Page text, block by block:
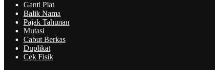
Ganti Plat
Balik Nama
Pajak Tahunan
Mutasi
Cabut Berkas
Duplikat
Cek Fisik